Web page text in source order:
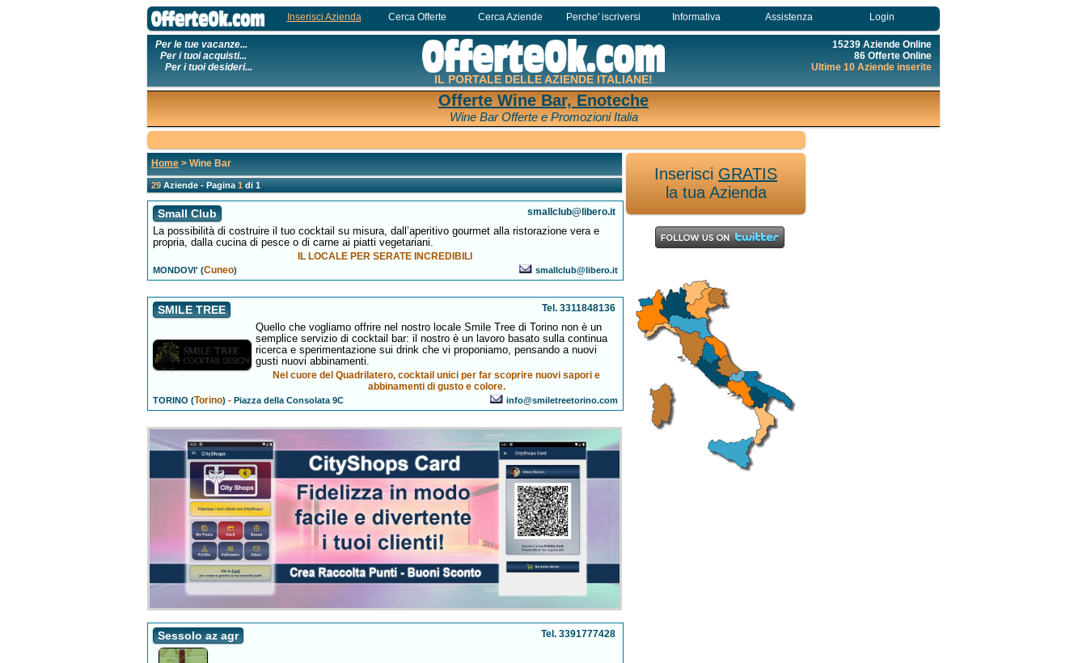
Inserisci Azienda Cerca Offerte Cerca Aziende Perche' iscriversi Informativa Assistenza Login
Per le tue vacanze...
Per i tuoi acquisti...
Per i tuoi desideri...
IL PORTALE DELLE AZIENDE ITALIANE!
15239 Aziende Online
86 Offerte Online
Ultime 10 Aziende inserite
Offerte Wine Bar, Enoteche
Wine Bar Offerte e Promozioni Italia
Home > Wine Bar
29Aziende - Pagina1di 1
Small Club smallclub@libero.it
La possibilità di costruire il tuo cocktail su misura, dall’aperitivo gourmet alla ristorazione vera e
propria, dalla cucina di pesce o di carne ai piatti vegetariani.
IL LOCALE PER SERATE INCREDIBILI
MONDOVI' (Cuneo) smallclub@libero.it
SMILE TREE Tel. 3311848136
Quello che vogliamo offrire nel nostro locale Smile Tree di Torino non è un
semplice servizio di cocktail bar: il nostro è un lavoro basato sulla continua
ricerca e sperimentazione sui drink che vi proponiamo, pensando a nuovi
gusti nuovi abbinamenti.
Nel cuore del Quadrilatero, cocktail unici per far scoprire nuovi sapori e
abbinamenti di gusto e colore.
TORINO (Torino) -Piazza della Consolata 9C info@smiletreetorino.com
Sessolo az agr Tel. 3391777428
Inserisci GRATIS
la tua Azienda